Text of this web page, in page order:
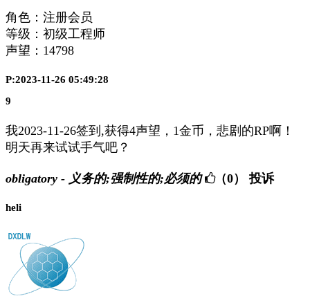
角色：注册会员
等级：初级工程师
声望： 14798
P:2023-11-26 05:49:28
9
我2023-11-26签到,获得4声望，1金币，悲剧的RP啊！
明天再来试试手气吧？
obligatory - 义务的;强制性的;必须的 （0） 投诉
heli